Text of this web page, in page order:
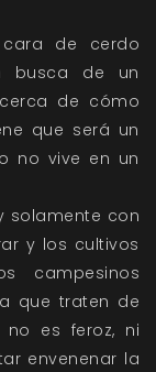
de cerdo
busca de un
de cómo
que será un
no vive en un
solamente con
y los cultivos
campesinos
que traten de
es feroz, ni
envenenar la